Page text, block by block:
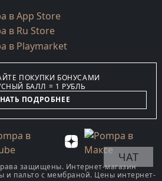
ПОКУПКИ БОНУСАМИ
БАЛЛ = 1 РУБЛЬ
ПОДРОБНЕЕ
защищены. Интернет-магазин
и пальто с мембраной. Цены интернет-
ЧАТ